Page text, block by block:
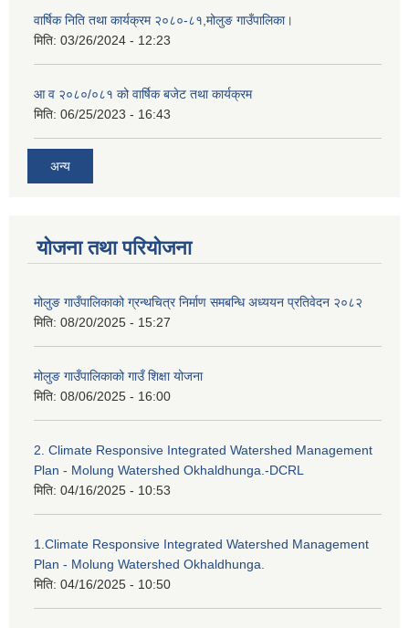
वार्षिक निति तथा कार्यक्रम २०८०-८१,मोलुङ गाउँपालिका।
मिति: 03/26/2024 - 12:23
आ व २०८०/०८१ को वार्षिक बजेट तथा कार्यक्रम
मिति: 06/25/2023 - 16:43
अन्य
योजना तथा परियोजना
मोलुङ गाउँपालिकाको ग्रन्थचित्र निर्माण समबन्धि अध्ययन प्रतिवेदन २०८२
मिति: 08/20/2025 - 15:27
मोलुङ गाउँपालिकाको गाउँ शिक्षा योजना
मिति: 08/06/2025 - 16:00
2. Climate Responsive Integrated Watershed Management
Plan - Molung Watershed Okhaldhunga.-DCRL
मिति: 04/16/2025 - 10:53
1.Climate Responsive Integrated Watershed Management
Plan - Molung Watershed Okhaldhunga.
मिति: 04/16/2025 - 10:50